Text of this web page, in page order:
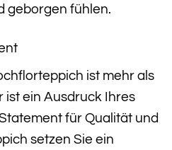
geborgen fühlen.
ist mehr als
ist ein Ausdruck Ihres
für Qualität und
setzen Sie ein